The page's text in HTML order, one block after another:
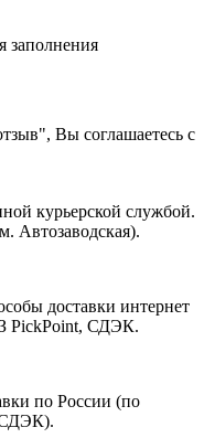
заполнения
Вы соглашаетесь с
курьерской службой.
Автозаводская).
доставки интернет
PickPoint, СДЭК.
по России (по
СДЭК).